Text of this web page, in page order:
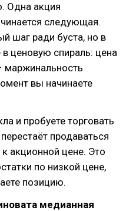
Одна акция
следующая.
шаг ради буста, но в
ценовую спираль: цена
маржинальность
вы начинаете
и пробуете торговать
продаваться
акционной цене. Это
по низкой цене,
позицию.
медианная